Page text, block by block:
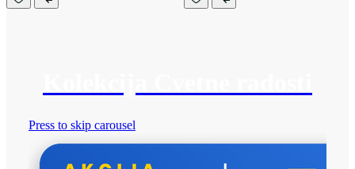
Press to skip carousel